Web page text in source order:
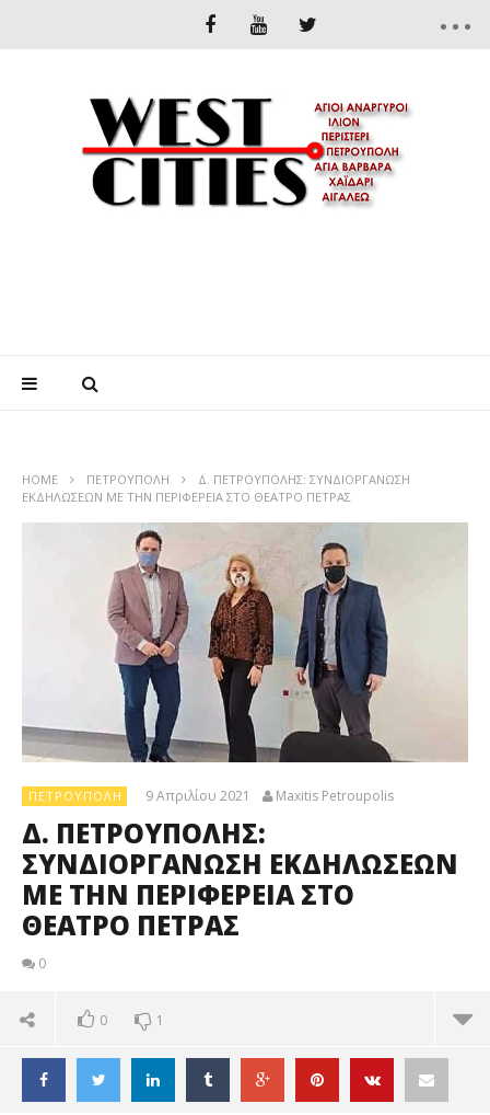
HOME ΠΕΤΡΟΎΠΟΛΗ
Δ. ΠΕΤΡΟΥΠΟΛΗΣ: ΣΥΝΔΙΟΡΓΑΝΩΣΗ
ΕΚΔΗΛΩΣΕΩΝ ΜΕ ΤΗΝ ΠΕΡΙΦΕΡΕΙΑ ΣΤΟ ΘΕΑΤΡΟ ΠΕΤΡΑΣ
ΠΕΤΡΟΎΠΟΛΗ 9 Απριλίου 2021 Maxitis Petroupolis
Δ. ΠΕΤΡΟΥΠΟΛΗΣ:
ΣΥΝΔΙΟΡΓΑΝΩΣΗ ΕΚΔΗΛΩΣΕΩΝ
ΜΕ ΤΗΝ ΠΕΡΙΦΕΡΕΙΑ ΣΤΟ
ΘΕΑΤΡΟ ΠΕΤΡΑΣ
0
0 1